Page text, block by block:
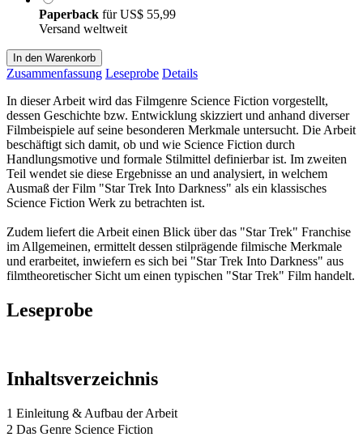
Paperback fürUS$ 55,99
Versand weltweit
In den Warenkorb
Zusammenfassung Leseprobe Details
In dieser Arbeit wird das Filmgenre Science Fiction vorgestellt,
dessen Geschichte bzw. Entwicklung skizziert und anhand diverser
Filmbeispiele auf seine besonderen Merkmale untersucht. Die Arbeit
beschäftigt sich damit, ob und wie Science Fiction durch
Handlungsmotive und formale Stilmittel definierbar ist. Im zweiten
Teil wendet sie diese Ergebnisse an und analysiert, in welchem
Ausmaß der Film "Star Trek Into Darkness" als ein klassisches
Science Fiction Werk zu betrachten ist.
Zudem liefert die Arbeit einen Blick über das "Star Trek" Franchise
im Allgemeinen, ermittelt dessen stilprägende filmische Merkmale
und erarbeitet, inwiefern es sich bei "Star Trek Into Darkness" aus
filmtheoretischer Sicht um einen typischen "Star Trek" Film handelt.
Leseprobe
Inhaltsverzeichnis
1 Einleitung & Aufbau der Arbeit
2 Das Genre Science Fiction